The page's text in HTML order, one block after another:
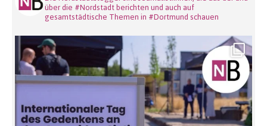
über die #Nordstadt berichten und auch auf
gesamtstädtische Themen in #Dortmund schauen